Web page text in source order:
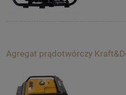
Agregat prądotwórczy